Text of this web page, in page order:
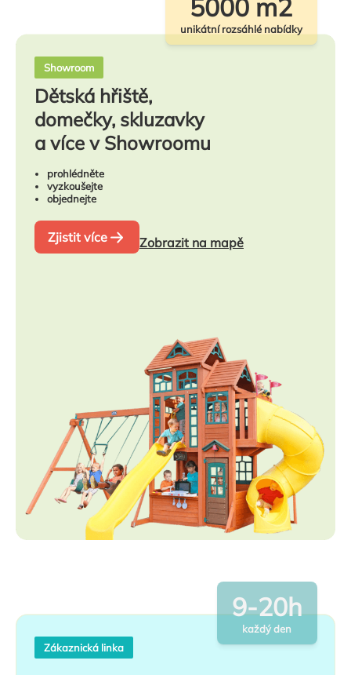
Showroom
Dětská hřiště,
domečky, skluzavky
a více v Showroomu
prohlédněte
vyzkoušejte
objednejte
Zjistit více Zobrazit na mapě
5000 m2
unikátní rozsáhlé nabídky
Zákaznická linka
9-20h
každý den